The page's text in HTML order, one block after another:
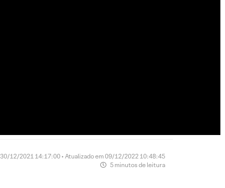
30/12/2021 14:17:00 • Atualizado em 09/12/2022 10:48:45
5 minutos de leitura